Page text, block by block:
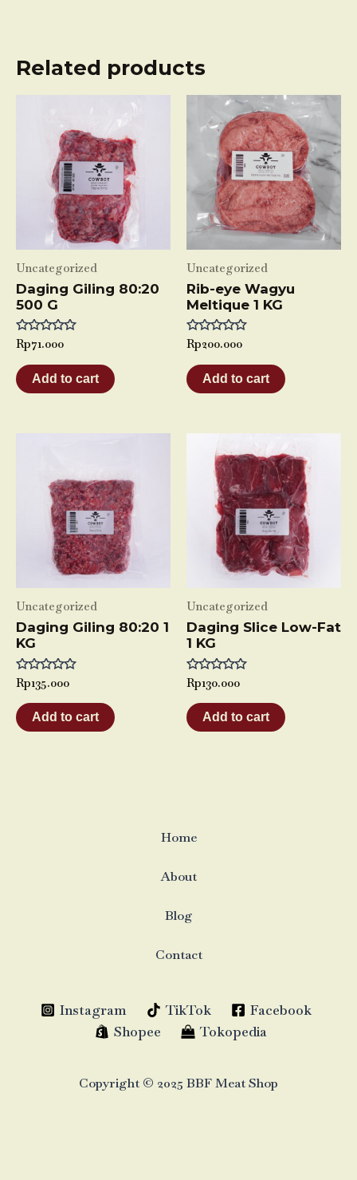
Related products
Uncategorized
Daging Giling 80:20
500 G
Rated
out
of
5
Rp71.000
Add to cart
Uncategorized
Rib-eye Wagyu
Meltique 1 KG
Rated
out
of
5
Rp200.000
Add to cart
Uncategorized
Daging Giling 80:20 1
KG
Rated
out
of
5
Rp135.000
Add to cart
Uncategorized
Daging Slice Low-Fat
1 KG
Rated
out
of
5
Rp130.000
Add to cart
Home
About
Blog
Contact
Instagram TikTok
Facebook
Shopee
Tokopedia
Copyright © 2025 BBF Meat Shop